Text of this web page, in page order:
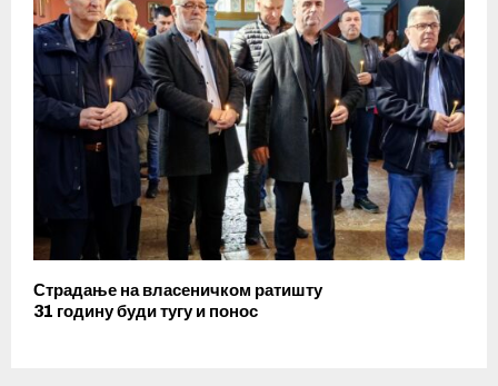
Страдање на власеничком ратишту
31 годину буди тугу и понос